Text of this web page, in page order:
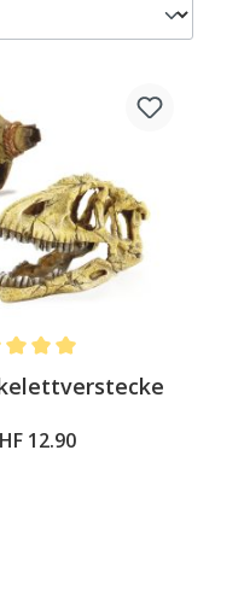
rating of 5 out of 5 stars
12.90